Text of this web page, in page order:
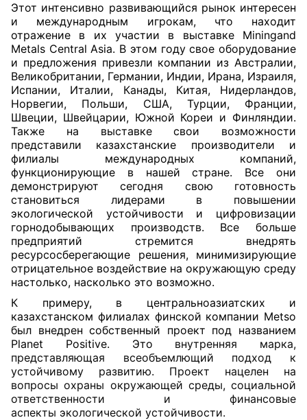
Этот интенсивно развивающийся рынок интересен
и международным игрокам, что находит
отражение в их участии в выставке Miningand
Metals Central Asia. В этом году свое оборудование
и предложения привезли компании из Австралии,
Великобритании, Германии, Индии, Ирана, Израиля,
Испании, Италии, Канады, Китая, Нидерландов,
Норвегии, Польши, США, Турции, Франции,
Швеции, Швейцарии, Южной Кореи и Финляндии.
Также на выставке свои возможности
представили казахстанские производители и
филиалы международных компаний,
функционирующие в нашей стране. Все они
демонстрируют сегодня свою готовность
становиться лидерами в повышении
экологической устойчивости и цифровизации
горнодобывающих производств. Все больше
предприятий стремится внедрять
ресурсосберегающие решения, минимизирующие
отрицательное воздействие на окружающую среду
настолько, насколько это возможно.
К примеру, в центральноазиатских и
казахстанском филиалах финской компании Metso
был внедрен собственный проект под названием
Planet Positive. Это внутренняя марка,
представляющая всеобъемлющий подход к
устойчивому развитию. Проект нацелен на
вопросы охраны окружающей среды, социальной
ответственности и финансовые
аспекты экологической устойчивости.